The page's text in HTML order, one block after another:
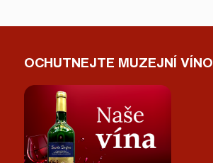
OCHUTNEJTE MUZEJNÍ VÍNO